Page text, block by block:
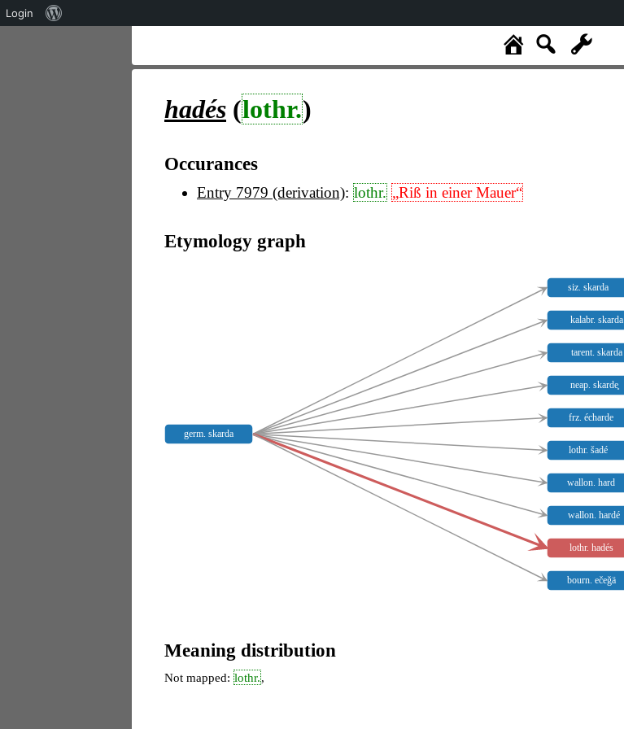
hadés (lothr.)
Occurances
Entry 7979 (derivation): lothr. „Riß in einer Mauer“
Etymology graph
germ. skarda
siz. skarda
kalabr. skarda
tarent. skarda
neap. skarde̥
frz. écharde
lothr. šadé
wallon. hard
wallon. hardé
lothr. hadés
bourn. ečeǧä
Meaning distribution
Not mapped: lothr.,
Login